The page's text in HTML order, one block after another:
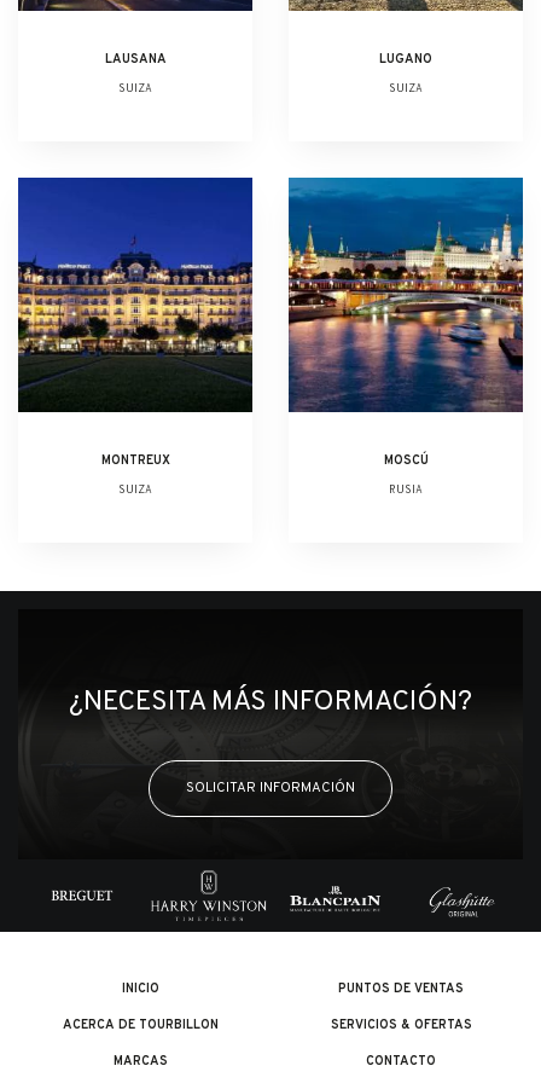
LAUSANA
SUIZA
LUGANO
SUIZA
MONTREUX
SUIZA
MOSCÚ
RUSIA
¿NECESITA MÁS INFORMACIÓN?
SOLICITAR INFORMACIÓN
INICIO
ACERCA DE TOURBILLON
MARCAS
PUNTOS DE VENTAS
SERVICIOS & OFERTAS
CONTACTO